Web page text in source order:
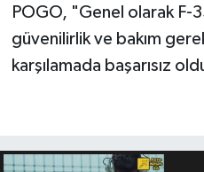
POGO, "Genel olarak F-
güvenilirlik ve bakım
karşılamada başarısız